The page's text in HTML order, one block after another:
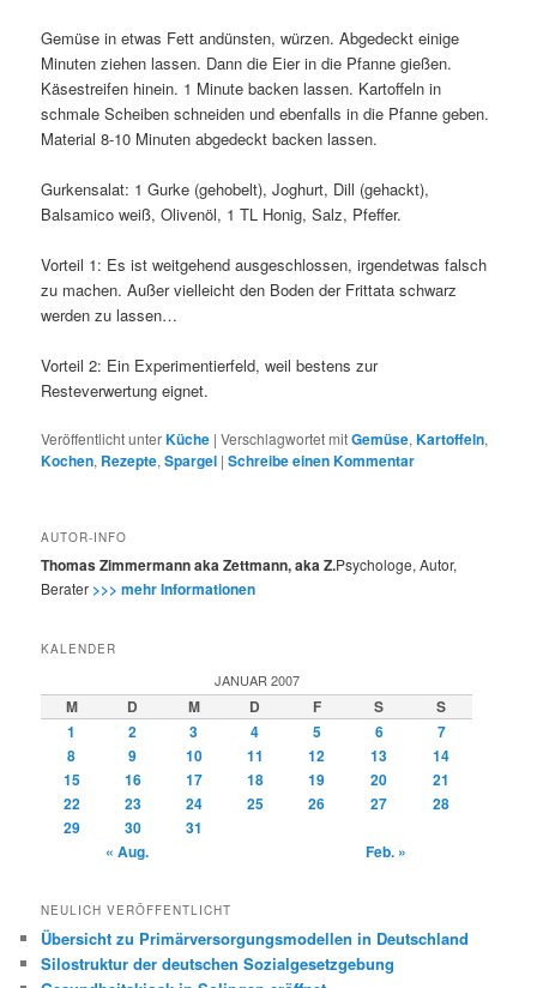
Gemüse in etwas Fett andünsten, würzen. Abgedeckt einige
Minuten ziehen lassen. Dann die Eier in die Pfanne gießen.
Käsestreifen hinein. 1 Minute backen lassen. Kartoffeln in
schmale Scheiben schneiden und ebenfalls in die Pfanne geben.
Material 8-10 Minuten abgedeckt backen lassen.
Gurkensalat: 1 Gurke (gehobelt), Joghurt, Dill (gehackt),
Balsamico weiß, Olivenöl, 1 TL Honig, Salz, Pfeffer.
Vorteil 1: Es ist weitgehend ausgeschlossen, irgendetwas falsch
zu machen. Außer vielleicht den Boden der Frittata schwarz
werden zu lassen…
Vorteil 2: Ein Experimentierfeld, weil bestens zur
Resteverwertung eignet.
Veröffentlicht unterKüche |Verschlagwortet mitGemüse,Kartoffeln,
Kochen, Rezepte,Spargel |Schreibe einen Kommentar
AUTOR-INFO
Thomas Zimmermann aka Zettmann, aka Z.Psychologe, Autor,
Berater >>> mehr Informationen
KALENDER
JANUAR 2007
M D M D F S
S
1
2 3 4 5 6
7
8
9 10 11 12 13
14
15
16 17 18 19 20
21
22
23 24 25 26 27
28
29
30
31
« Aug.
Feb. »
NEULICH VERÖFFENTLICHT
Übersicht zu Primärversorgungsmodellen in Deutschland
Silostruktur der deutschen Sozialgesetzgebung